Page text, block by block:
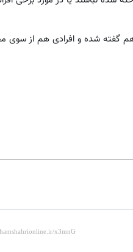
هم گفته شده و افرادی هم